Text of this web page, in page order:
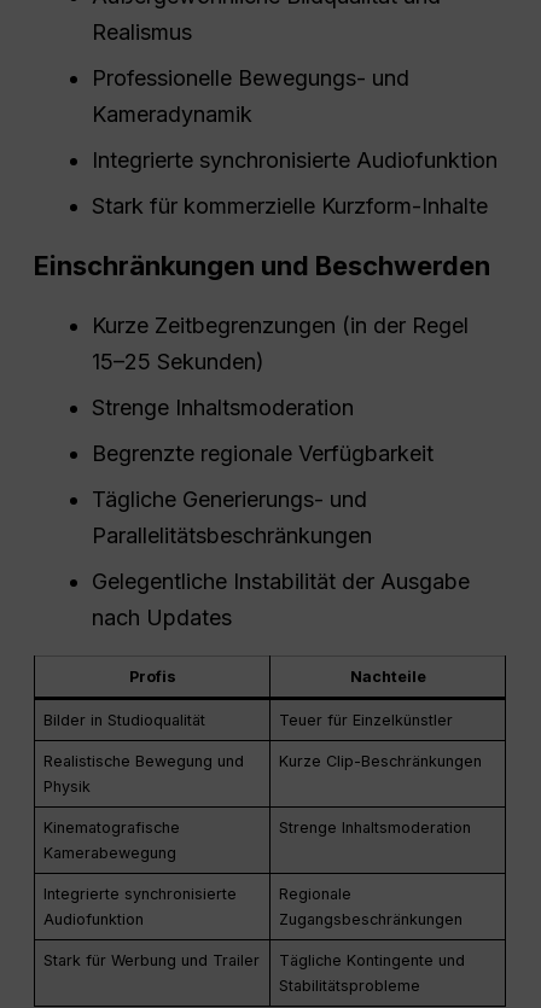
Realismus
Professionelle Bewegungs- und
Kameradynamik
Integrierte synchronisierte Audiofunktion
Stark für kommerzielle Kurzform-Inhalte
Einschränkungen und Beschwerden
Kurze Zeitbegrenzungen (in der Regel
15–25 Sekunden)
Strenge Inhaltsmoderation
Begrenzte regionale Verfügbarkeit
Tägliche Generierungs- und
Parallelitätsbeschränkungen
Gelegentliche Instabilität der Ausgabe
nach Updates
Profis Nachteile
Bilder in Studioqualität Teuer für Einzelkünstler
Realistische Bewegung und
Physik
Kurze Clip-Beschränkungen
Kinematografische
Kamerabewegung
Strenge Inhaltsmoderation
Integrierte synchronisierte
Audiofunktion
Regionale
Zugangsbeschränkungen
Stark für Werbung und Trailer
Tägliche Kontingente und
Stabilitätsprobleme